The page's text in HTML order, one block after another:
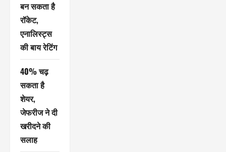
बन सकता है
रॉकेट,
एनालिस्ट्स
की बाय रेटिंग
40% चढ़
सकता है
शेयर,
जेफरीज ने दी
खरीदने की
सलाह